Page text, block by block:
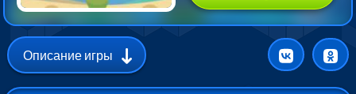
Описание игры